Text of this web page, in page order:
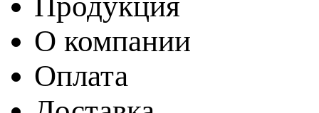
О компании
Оплата